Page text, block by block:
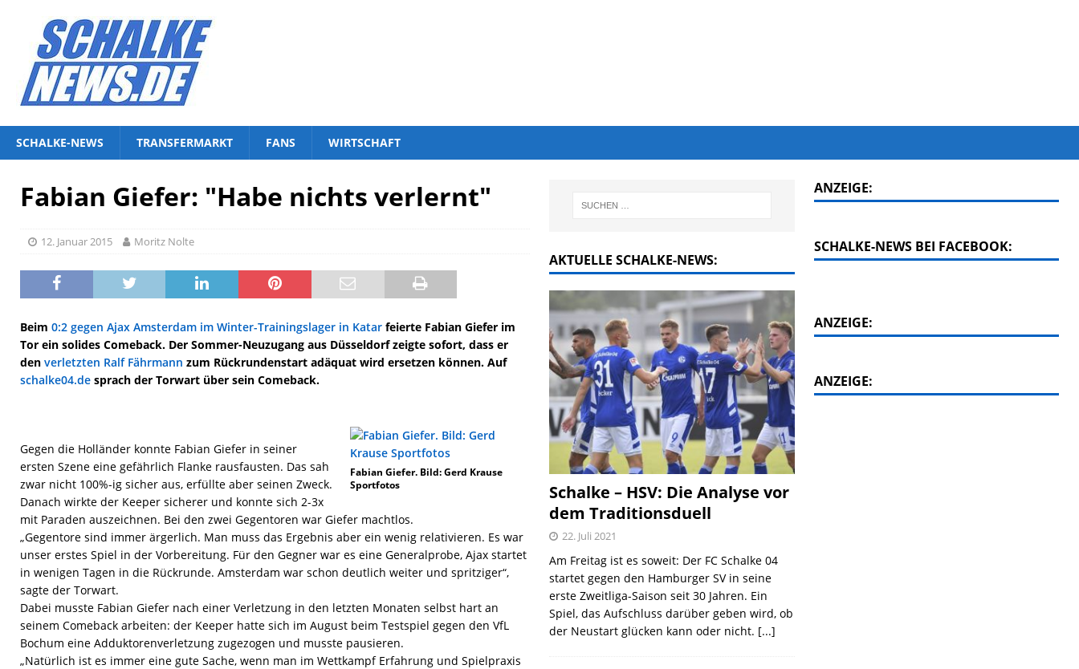
SCHALKE-NEWS TRANSFERMARKT FANS WIRTSCHAFT
Fabian Giefer: "Habe nichts verlernt"
12. Januar 2015 Moritz Nolte
Beim 0:2 gegen Ajax Amsterdam im Winter-Trainingslager in Katar feierte Fabian Giefer im
Tor ein solides Comeback. Der Sommer-Neuzugang aus Düsseldorf zeigte sofort, dass er
den verletzten Ralf Fährmann zum Rückrundenstart adäquat wird ersetzen können. Auf
schalke04.de sprach der Torwart über sein Comeback.
Fabian Giefer. Bild: Gerd Krause
Sportfotos
Gegen die Holländer konnte Fabian Giefer in seiner
ersten Szene eine gefährlich Flanke rausfausten. Das sah
zwar nicht 100%-ig sicher aus, erfüllte aber seinen Zweck.
Danach wirkte der Keeper sicherer und konnte sich 2-3x
mit Paraden auszeichnen. Bei den zwei Gegentoren war Giefer machtlos.
„Gegentore sind immer ärgerlich. Man muss das Ergebnis aber ein wenig relativieren. Es war
unser erstes Spiel in der Vorbereitung. Für den Gegner war es eine Generalprobe, Ajax startet
in wenigen Tagen in die Rückrunde. Amsterdam war schon deutlich weiter und spritziger“,
sagte der Torwart.
Dabei musste Fabian Giefer nach einer Verletzung in den letzten Monaten selbst hart an
seinem Comeback arbeiten: der Keeper hatte sich im August beim Testspiel gegen den VfL
Bochum eine Adduktorenverletzung zugezogen und musste pausieren.
„Natürlich ist es immer eine gute Sache, wenn man im Wettkampf Erfahrung und Spielpraxis
AKTUELLE SCHALKE-NEWS:
Schalke – HSV: Die Analyse vor
dem Traditionsduell
22. Juli 2021
Am Freitag ist es soweit: Der FC Schalke 04
startet gegen den Hamburger SV in seine
erste Zweitliga-Saison seit 30 Jahren. Ein
Spiel, das Aufschluss darüber geben wird, ob
der Neustart glücken kann oder nicht. [...]
ANZEIGE:
SCHALKE-NEWS BEI FACEBOOK:
ANZEIGE:
ANZEIGE: